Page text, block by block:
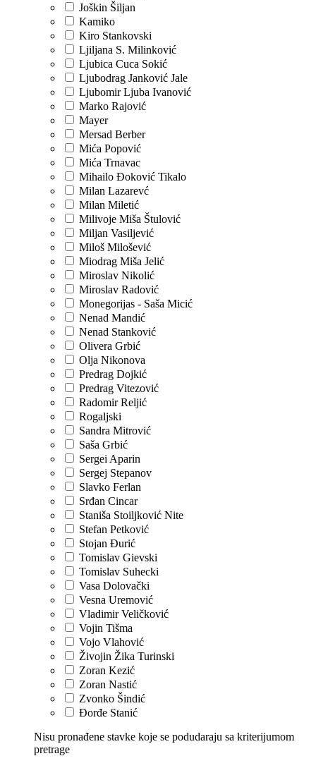
Joškin Šiljan
Kamiko
Kiro Stankovski
Ljiljana S. Milinković
Ljubica Cuca Sokić
Ljubodrag Janković Jale
Ljubomir Ljuba Ivanović
Marko Rajović
Mayer
Mersad Berber
Mića Popović
Mića Trnavac
Mihailo Đoković Tikalo
Milan Lazarevć
Milan Miletić
Milivoje Miša Štulović
Miljan Vasiljević
Miloš Milošević
Miodrag Miša Jelić
Miroslav Nikolić
Miroslav Radović
Monegorijas - Saša Micić
Nenad Mandić
Nenad Stanković
Olivera Grbić
Olja Nikonova
Predrag Dojkić
Predrag Vitezović
Radomir Reljić
Rogaljski
Sandra Mitrović
Saša Grbić
Sergei Aparin
Sergej Stepanov
Slavko Ferlan
Srđan Cincar
Staniša Stoiljković Nite
Stefan Petković
Stojan Đurić
Tomislav Gievski
Tomislav Suhecki
Vasa Dolovački
Vesna Uremović
Vladimir Veličković
Vojin Tišma
Vojo Vlahović
Živojin Žika Turinski
Zoran Kezić
Zoran Nastić
Zvonko Šindić
Đorđe Stanić
Nisu pronađene stavke koje se podudaraju sa kriterijumom
pretrage